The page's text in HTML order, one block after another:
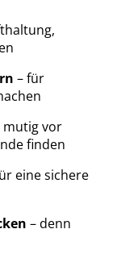
– für
mutig vor
finden
eine sichere
– denn